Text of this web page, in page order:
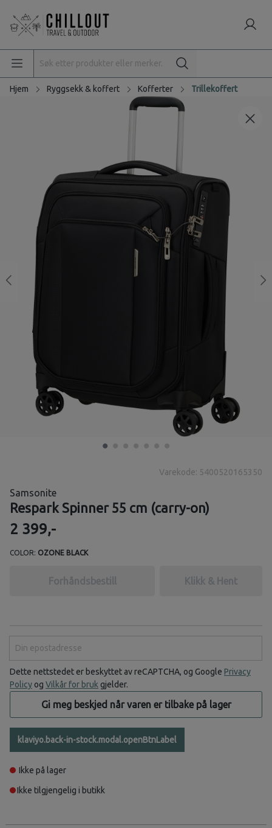
Hjem Ryggsekk & koffert Kofferter Trillekoffert
Varekode: 5400520165350
Samsonite
Respark Spinner 55 cm (carry-on)
2 399,-
COLOR: OZONE BLACK
Forhåndsbestill Klikk & Hent
Dette nettstedet er beskyttet av reCAPTCHA, og Google Privacy
Policy og Vilkår for bruk gjelder.
Gi meg beskjed når varen er tilbake på lager
klaviyo.back-in-stock.modal.openBtnLabel
Ikke på lager
Ikke tilgjengelig i butikk